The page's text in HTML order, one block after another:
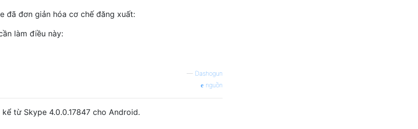
đã đơn giản hóa cơ chế đăng xuất:
làm điều này:
— Dashogun
nguồn
từ Skype 4.0.0.17847 cho Android.